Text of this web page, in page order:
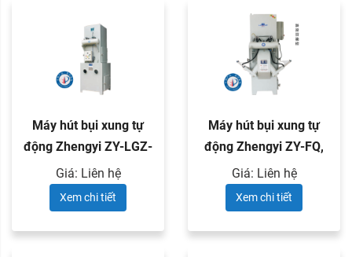
Máy hút bụi xung tự
động Zhengyi ZY-LGZ-
PS-1
Giá: Liên hệ
Xem chi tiết
Máy hút bụi xung tự
động Zhengyi ZY-FQ,
ZY-FC ...
Giá: Liên hệ
Xem chi tiết